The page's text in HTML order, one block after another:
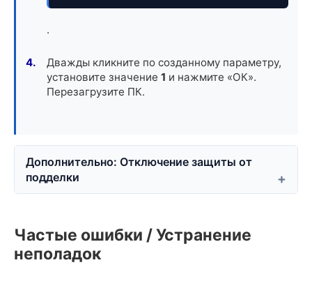
.
Дважды кликните по созданному параметру,
установите значение1 и нажмите «ОК».
Перезагрузите ПК.
Дополнительно: Отключение защиты от
подделки
Частые ошибки / Устранение
неполадок